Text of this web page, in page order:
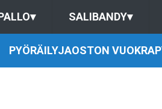
▾ SALIBANDY▾
PYÖRÄILYJAOSTON